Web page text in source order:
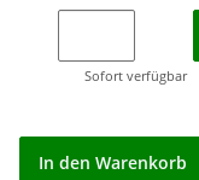
Sofort verfügbar
In den Warenkorb